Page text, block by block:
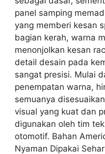
panel samping
yang memberi kesan
bagian kerah, warna
menonjolkan kesan
detail desain pada
sangat presisi. Mulai
penempatan warna,
semuanya
visual yang kuat dan
digunakan oleh tim
otomotif. Bahan
Nyaman Dipakai